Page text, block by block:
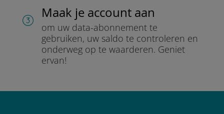
Maak je account aan
om uw data-abonnement te
gebruiken, uw saldo te controleren en
onderweg op te waarderen. Geniet
ervan!